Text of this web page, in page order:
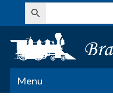
Menu